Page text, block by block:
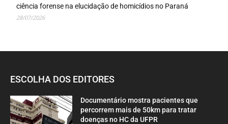
ciência forense na elucidação de homicídios no Paraná
28/07/2026
ESCOLHA DOS EDITORES
Documentário mostra pacientes que
percorrem mais de 50km para tratar
doenças no HC da UFPR